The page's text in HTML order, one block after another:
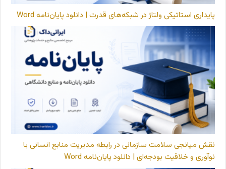
پایداری استاتیکی ولتاژ در شبکه‌های قدرت | دانلود پایان‌نامه Word
نقش میانجی سلامت سازمانی در رابطه مدیریت منابع انسانی با
نوآوری و خلاقیت بودجه‌ای | دانلود پایان‌نامه Word